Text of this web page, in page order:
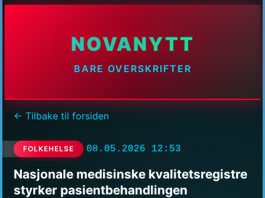
NOVANYTT
BARE OVERSKRIFTER
← Tilbake til forsiden
FOLKEHELSE 08.05.2026 12:53
Nasjonale medisinske kvalitetsregistre
styrker pasientbehandlingen